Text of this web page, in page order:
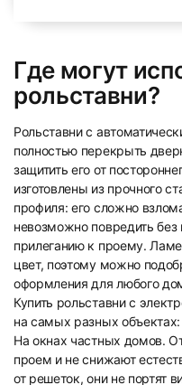
23
25
Где могут
рольставни?
Рольставни с
полностью перекрыть
защитить его от
изготовлены из прочного
профиля: его сложно
невозможно повредить
прилеганию к проему.
цвет, поэтому можно
оформления для любого
Купить рольставни с
на самых разных объектах:
На окнах частных домов.
проем и не снижают
от решеток, они не портят